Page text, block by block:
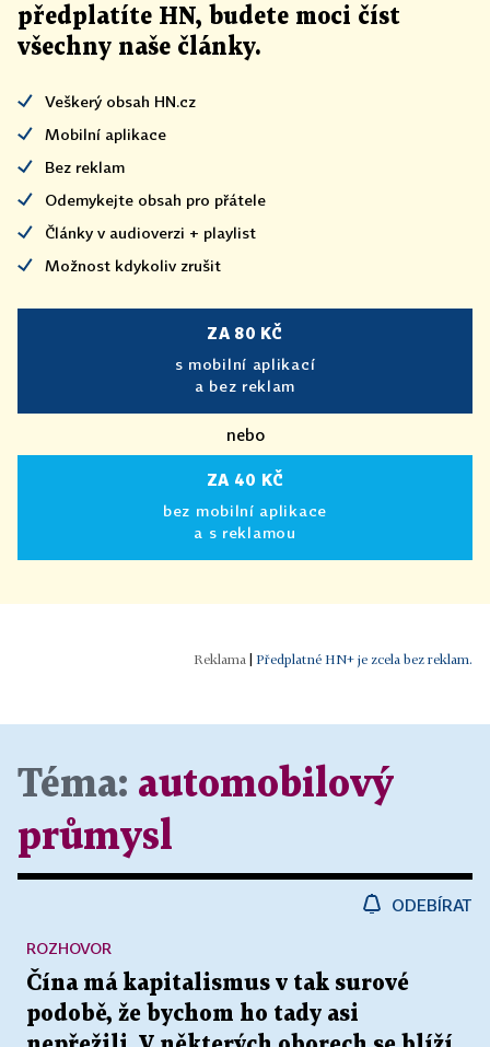
předplatíte HN, budete moci číst
všechny naše články.
Veškerý obsah HN.cz
Mobilní aplikace
Bez reklam
Odemykejte obsah pro přátele
Články v audioverzi + playlist
Možnost kdykoliv zrušit
ZA 80 KČ
s mobilní aplikací
a bez reklam
nebo
ZA 40 KČ
bez mobilní aplikace
a s reklamou
Předplatné HN+ je zcela bez reklam.
Téma: automobilový
průmysl
ODEBÍRAT
Čína má kapitalismus v tak surové
podobě, že bychom ho tady asi
ROZHOVOR